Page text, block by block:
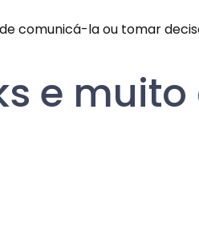
comunicá-la ou tomar
e